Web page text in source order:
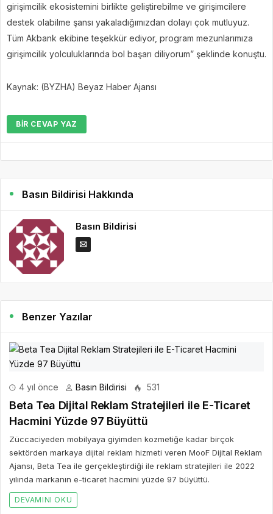
girişimcilik ekosistemini birlikte geliştirebilme ve girişimcilere
destek olabilme şansı yakaladığımızdan dolayı çok mutluyuz.
Tüm Akbank ekibine teşekkür ediyor, program mezunlarımıza
girişimcilik yolculuklarında bol başarı diliyorum” şeklinde konuştu.
Kaynak: (BYZHA) Beyaz Haber Ajansı
BIR CEVAP YAZ
Basın Bildirisi Hakkında
Basın Bildirisi
Benzer Yazılar
4 yıl önce Basın Bildirisi 531
Beta Tea Dijital Reklam Stratejileri ile E-Ticaret
Hacmini Yüzde 97 Büyüttü
Züccaciyeden mobilyaya giyimden kozmetiğe kadar birçok
sektörden markaya dijital reklam hizmeti veren MooF Dijital Reklam
Ajansı, Beta Tea ile gerçekleştirdiği ile reklam stratejileri ile 2022
yılında markanın e-ticaret hacmini yüzde 97 büyüttü.
DEVAMINI OKU